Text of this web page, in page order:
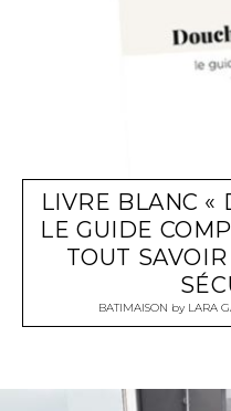
LIVRE BLANC «
LE GUIDE
TOUT
BATIMAISON by LARA